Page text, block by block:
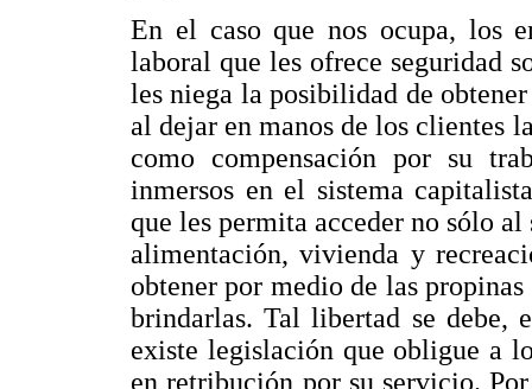
En el caso que nos ocupa, los
laboral que les ofrece seguridad
les niega la posibilidad de
al dejar en manos de los clientes
como compensación por su
inmersos en el sistema
que les permita acceder no sólo
alimentación, vivienda y
obtener por medio de las
brindarlas. Tal libertad se debe,
existe legislación que obligue a
en retribución por su servicio.